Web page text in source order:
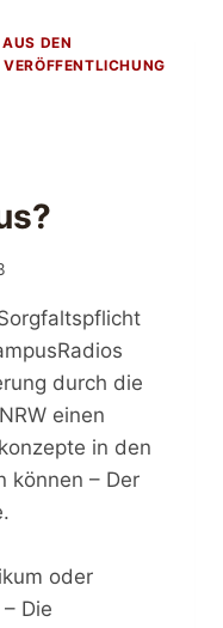
DEN
VERÖFFENTLICHUNG
durch die
einen
in den
können – Der
oder
Die